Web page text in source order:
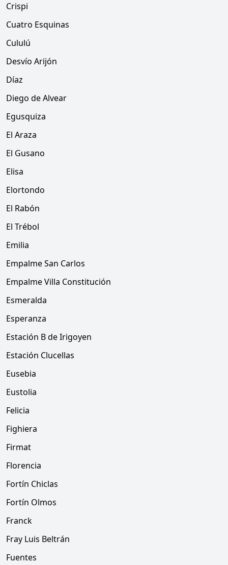
Crispi
Cuatro Esquinas
Cululú
Desvío Arijón
Díaz
Diego de Alvear
Egusquiza
El Araza
El Gusano
Elisa
Elortondo
El Rabón
El Trébol
Emilia
Empalme San Carlos
Empalme Villa Constitución
Esmeralda
Esperanza
Estación B de Irigoyen
Estación Clucellas
Eusebia
Eustolia
Felicia
Fighiera
Firmat
Florencia
Fortín Chiclas
Fortín Olmos
Franck
Fray Luis Beltrán
Fuentes